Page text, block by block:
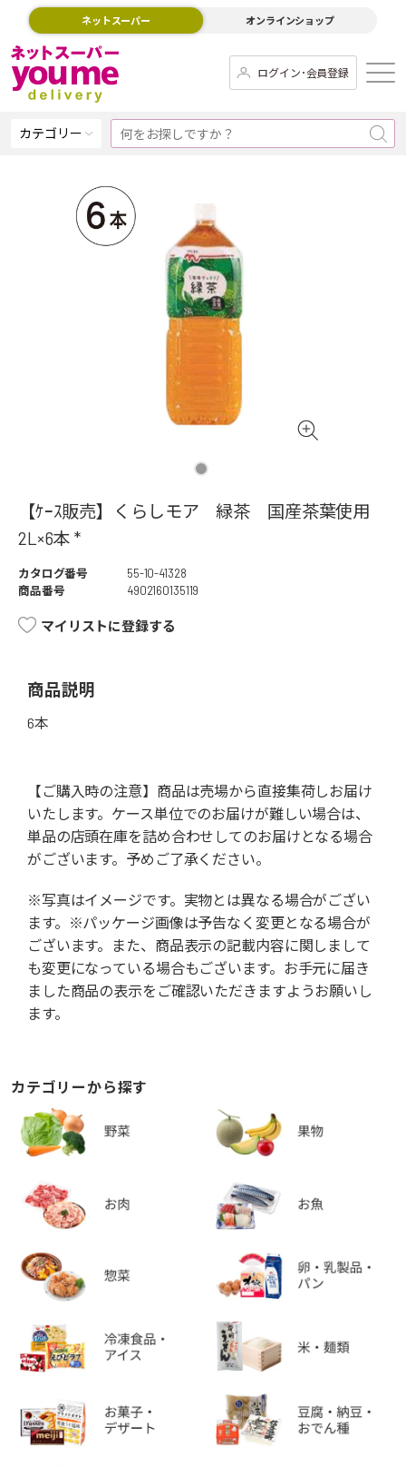
ネットスーパー オンラインショップ
ログイン･会員登録
カテゴリー
【ｹｰｽ販売】くらしモア 緑茶 国産茶葉使用
2L×6本 *
カタログ番号
55-10-41328
商品番号
4902160135119
マイリストに登録する
商品説明
6本
【ご購入時の注意】商品は売場から直接集荷しお届け
いたします。ケース単位でのお届けが難しい場合は、
単品の店頭在庫を詰め合わせしてのお届けとなる場合
がございます。予めご了承ください。
※写真はイメージです。実物とは異なる場合がござい
ます。※パッケージ画像は予告なく変更となる場合が
ございます。また、商品表示の記載内容に関しまして
も変更になっている場合もございます。お手元に届き
ました商品の表示をご確認いただきますようお願いし
ます。
カテゴリーから探す